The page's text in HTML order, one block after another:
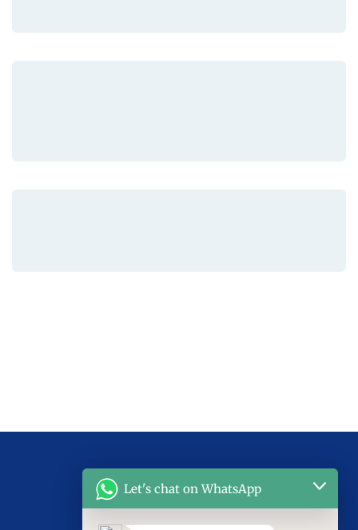
Let's chat on WhatsApp